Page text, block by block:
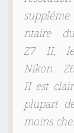
suppléme
ntaire du
Z7 II, le
Nikon Z6
II est
plupart
moins